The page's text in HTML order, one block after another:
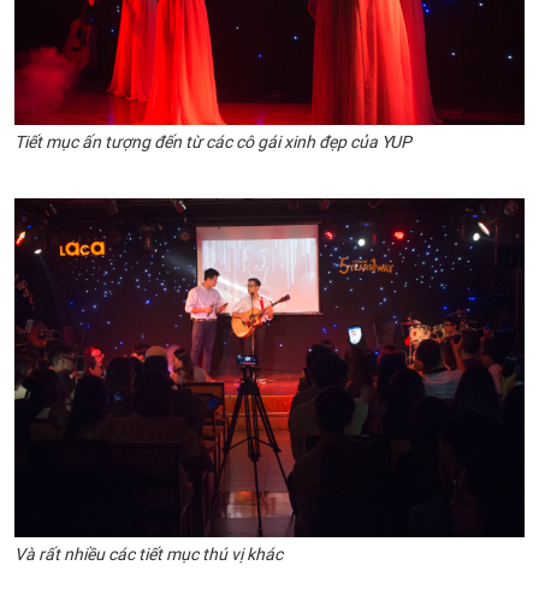
Tiết mục ấn tượng đến từ các cô gái xinh đẹp của YUP​
Và rất nhiều các tiết mục thú vị khác​